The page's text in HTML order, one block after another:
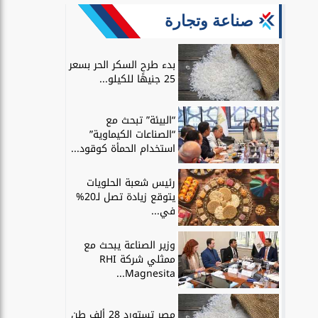
صناعة وتجارة
بدء طرح السكر الحر بسعر
25 جنيهًا للكيلو...
“البيئة” تبحث مع
“الصناعات الكيماوية”
استخدام الحمأة كوقود...
رئيس شعبة الحلويات
يتوقع زيادة تصل لـ20%
في...
وزير الصناعة يبحث مع
ممثلي شركة RHI
Magnesita...